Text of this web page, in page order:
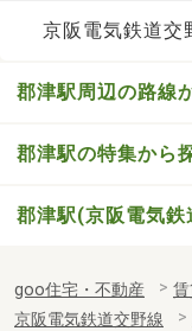
京阪電気鉄道交
郡津駅周辺の路線
郡津駅の特集から
郡津駅(京阪電気
goo住宅・不動産
京阪電気鉄道交野線